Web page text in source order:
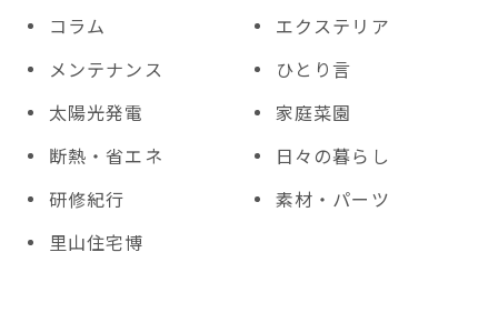
コラム
エクステリア
メンテナンス
ひとり言
太陽光発電
家庭菜園
断熱・省エネ
日々の暮らし
研修紀行
素材・パーツ
里山住宅博